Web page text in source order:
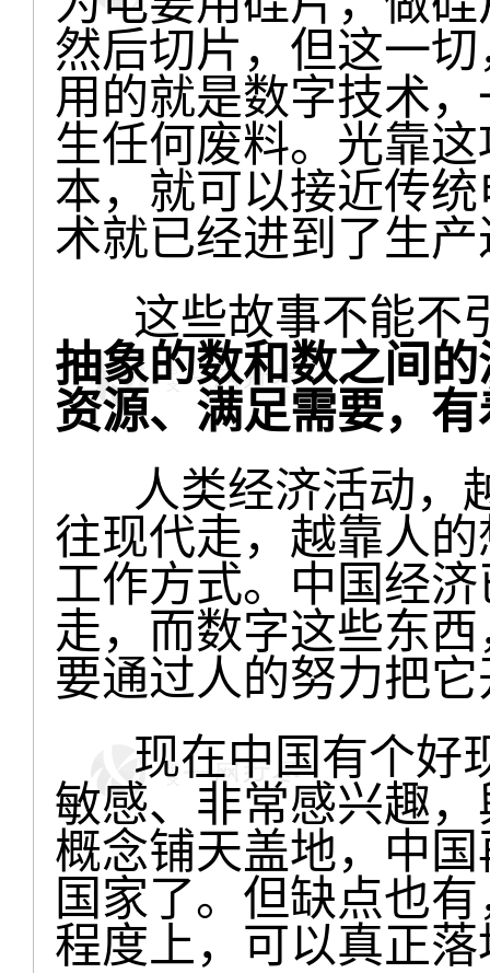
然后切片，但这一
用的就是数字技术
生任何废料。光靠
本，就可以接近传
术就已经进到了生
这些故事不能不
抽象的数和数之间
资源、满足需要，
人类经济活动，
往现代走，越靠人
工作方式。中国经
走，而数字这些东
要通过人的努力把
现在中国有个好
敏感、非常感兴趣
概念铺天盖地，中
国家了。但缺点也
程度上，可以真正落